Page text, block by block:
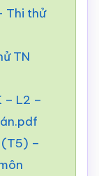
Thi thử
TN
– L2 –
(T5) –